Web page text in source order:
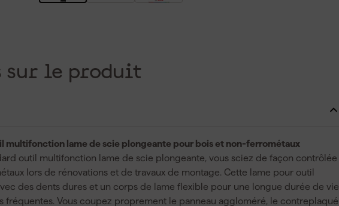
sur le produit
multifonction lame de scie plongeante pour bois et non-ferrométaux
outil multifonction lame de scie plongeante, vous sciez de façon contrôlée
lors de rénovations et de travaux de montage. Cette lame pour outil
des dents dures et un corps de lame flexible pour une longue durée de vie
fréquentes. Vous coupez proprement le panneau aggloméré, le contreplaqué